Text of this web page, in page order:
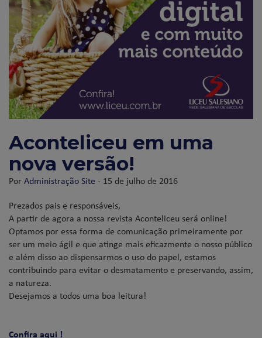
Aconteliceu em uma
nova versão!
PorAdministração Site - 15 de julho de 2016
Prezados pais e responsáveis,
A partir de agora a nossa revista Aconteliceu será online!
Optamos por essa forma de comunicação primeiramente por
ser um meio ágil e que atinge mais eficazmente o nosso público
e além disso ao dispensarmos o uso do papel, estamos
contribuindo para evitar o desmatamento e preservando, assim,
a natureza.
Desejamos a todos uma boa leitura!
Confira aqui !